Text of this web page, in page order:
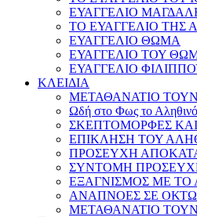
ΕΥΑΓΓΕΛΙΟ
ΤΟ ΕΥΑΓΓΕΛΙΟ ΤΗΣ
ΕΥΑΓΓΕΛΙΟ ΘΩΜΑ
ΕΥΑΓΓΕΛΙΟ ΤΟΥ
ΕΥΑΓΓΕΛΙΟ
ΚΛΕΙΔΙΑ
ΜΕΤΑΘΑΝΑΤΙΟ
Ωδή στο Φως το Αληθινό
ΣΚΕΠΤΟΜΟΡΦΕΣ
ΕΠΙΚΛΗΣΗ ΤΟΥ
ΠΡΟΣΕΥΧΗ
ΣΥΝΤΟΜΗ
ΕΞΑΓΝΙΣΜΟΣ ΜΕ ΤΟ
ΑΝΑΠΝΟΕΣ ΣΕ
ΜΕΤΑΘΑΝΑΤΙΟ